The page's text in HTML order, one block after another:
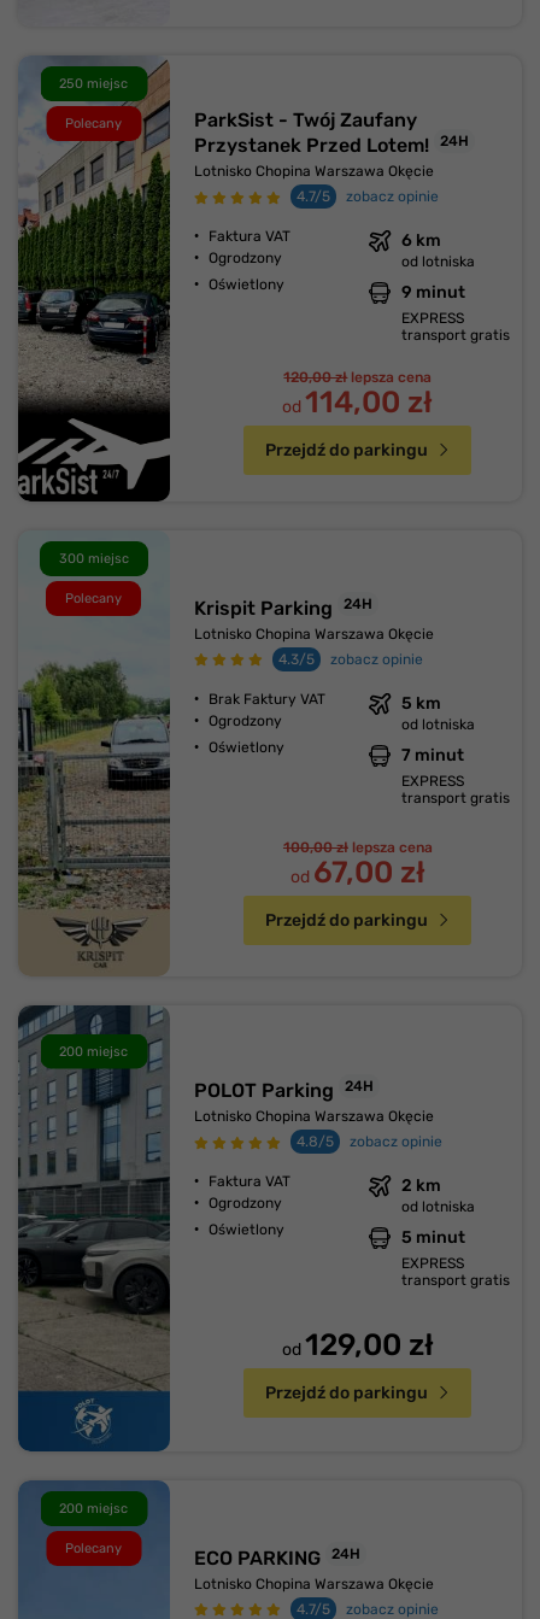
250 miejsc
Polecany
ParkSist - Twój Zaufany
Przystanek Przed Lotem!
24H
Lotnisko Chopina Warszawa Okęcie
4.7/5
zobacz opinie
Faktura VAT
Ogrodzony
Oświetlony
6 km
od lotniska
9 minut
EXPRESS
transport gratis
120,00 zł lepsza cena
od 114,00 zł
Przejdź do parkingu
300 miejsc
Polecany Krispit Parking
24H
Lotnisko Chopina Warszawa Okęcie
4.3/5
zobacz opinie
Brak Faktury VAT
Ogrodzony
Oświetlony
5 km
od lotniska
7 minut
EXPRESS
transport gratis
100,00 zł lepsza cena
od 67,00 zł
Przejdź do parkingu
200 miejsc
POLOT Parking
24H
Lotnisko Chopina Warszawa Okęcie
4.8/5
zobacz opinie
Faktura VAT
Ogrodzony
Oświetlony
2 km
od lotniska
5 minut
EXPRESS
transport gratis
od129,00 zł
Przejdź do parkingu
200 miejsc
Polecany ECO PARKING
24H
Lotnisko Chopina Warszawa Okęcie
4.7/5
zobacz opinie